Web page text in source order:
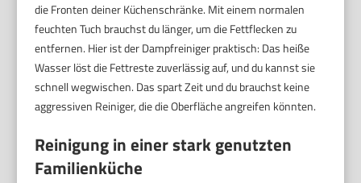
die Fronten deiner Küchenschränke. Mit einem normalen
feuchten Tuch brauchst du länger, um die Fettflecken zu
entfernen. Hier ist der Dampfreiniger praktisch: Das heiße
Wasser löst die Fettreste zuverlässig auf, und du kannst sie
schnell wegwischen. Das spart Zeit und du brauchst keine
aggressiven Reiniger, die die Oberfläche angreifen könnten.
Reinigung in einer stark genutzten
Familienküche